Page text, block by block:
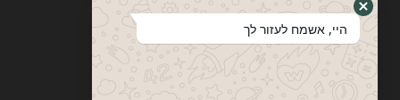
היי, אשמח לעזור לך